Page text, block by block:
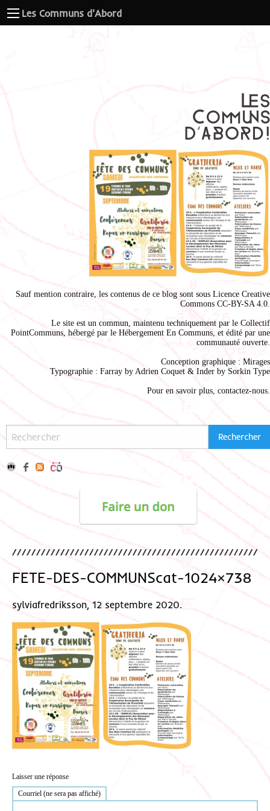
Les Communs d'Abord
Sauf mention contraire, les contenus de ce blog sont sous Licence Creative
Commons CC-BY-SA 4.0
Le site est un commun, maintenu techniquement par le Collectif
PointCommuns , hébergé par le Hébergement En Communs , et édité par une
communauté ouverte.
Conception graphique : Mirages
Typographie : Farray by Adrien Coquet & Inder by Sorkin Type
Pour en savoir plus, contactez-nous
FETE-DES-COMMUNScat-1024×738
sylviafredriksson, 12 septembre 2020.
Laisser une réponse
Courriel (ne sera pas affiché)